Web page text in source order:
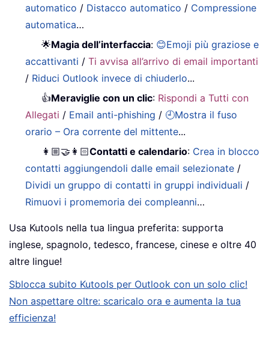
automatico / Distacco automatico / Compressione
automatica…
🌟Magia dell’interfaccia: 😊Emoji più graziose e
accattivanti /Ti avvisa all’arrivo di email importanti
/ Riduci Outlook invece di chiuderlo...
👍Meraviglie con un clic: Rispondi a Tutti con
Allegati / Email anti-phishing / 🕘Mostra il fuso
orario – Ora corrente del mittente...
👩🏼‍🤝‍👩🏻Contatti e calendario: Crea in blocco
contatti aggiungendoli dalle email selezionate /
Dividi un gruppo di contatti in gruppi individuali /
Rimuovi i promemoria dei compleanni…
Usa Kutools nella tua lingua preferita: supporta
inglese, spagnolo, tedesco, francese, cinese e oltre 40
altre lingue!
Sblocca subito Kutools per Outlook con un solo clic!
Non aspettare oltre: scaricalo ora e aumenta la tua
efficienza!